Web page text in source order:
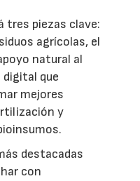
tres piezas clave:
agrícolas, el
natural al
que
mejores
y
destacadas
con